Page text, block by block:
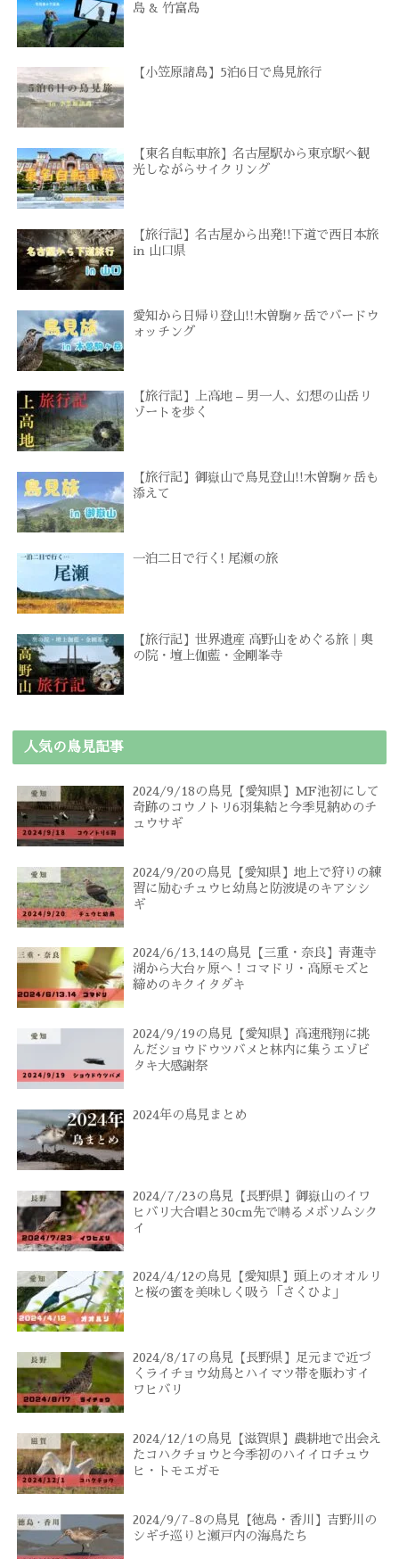
島 & 竹富島
【小笠原諸島】5泊6日で鳥見旅行
【東名自転車旅】名古屋駅から東京駅へ観
光しながらサイクリング
【旅行記】名古屋から出発!!下道で西日本旅
in 山口県
愛知から日帰り登山!!木曽駒ヶ岳でバードウ
ォッチング
【旅行記】上高地 – 男一人、幻想の山岳リ
ゾートを歩く
【旅行記】御嶽山で鳥見登山!!木曽駒ヶ岳も
添えて
一泊二日で行く! 尾瀬の旅
【旅行記】世界遺産 高野山をめぐる旅｜奥
の院・壇上伽藍・金剛峯寺
人気の鳥見記事
2024/9/18の鳥見【愛知県】MF池初にして
奇跡のコウノトリ6羽集結と今季見納めのチ
ュウサギ
2024/9/20の鳥見【愛知県】地上で狩りの練
習に励むチュウヒ幼鳥と防波堤のキアシシ
ギ
2024/6/13,14の鳥見【三重・奈良】青蓮寺
湖から大台ヶ原へ！コマドリ・高原モズと
締めのキクイタダキ
2024/9/19の鳥見【愛知県】高速飛翔に挑
んだショウドウツバメと林内に集うエゾビ
タキ大感謝祭
2024年の鳥見まとめ
2024/7/23の鳥見【長野県】御嶽山のイワ
ヒバリ大合唱と30cm先で囀るメボソムシク
イ
2024/4/12の鳥見【愛知県】頭上のオオルリ
と桜の蜜を美味しく吸う「さくひよ」
2024/8/17の鳥見【長野県】足元まで近づ
くライチョウ幼鳥とハイマツ帯を賑わすイ
ワヒバリ
2024/12/1の鳥見【滋賀県】農耕地で出会え
たコハクチョウと今季初のハイイロチュウ
ヒ・トモエガモ
2024/9/7-8の鳥見【徳島・香川】吉野川の
シギチ巡りと瀬戸内の海鳥たち